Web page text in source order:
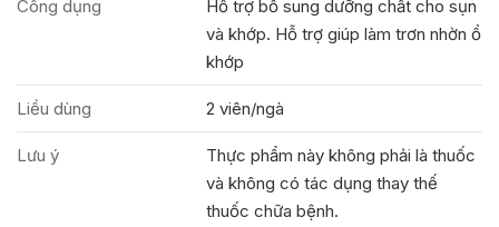
Công dụng
Hỗ trợ bổ sung dưỡng chất cho sụn
và khớp. Hỗ trợ giúp làm trơn nhờn ổ
khớp
Liều dùng 2 viên/ngà
Lưu ý
Thực phẩm này không phải là thuốc
và không có tác dụng thay thế
thuốc chữa bệnh.